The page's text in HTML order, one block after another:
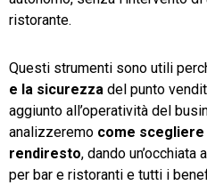
ristorante.
Questi strumenti sono utili
e la sicurezza del punto
aggiunto all’operatività del
analizzeremo come scegliere
rendiresto, dando
per bar e ristoranti e tutti i